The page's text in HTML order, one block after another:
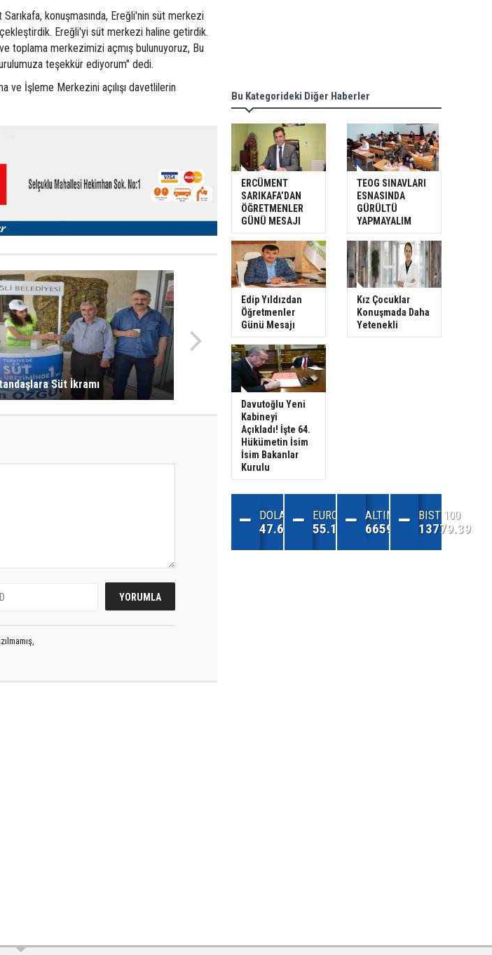
konuşmasında, Ereğli'nin süt merkezi
Ereğli'yi süt merkezi haline getirdik.
toplama merkezimizi açmış bulunuyoruz, Bu
teşekkür ediyorum" dedi.
ve İşleme Merkezini açılışı davetlilerin
Süt İkramı
Bu Kategorideki Diğer Haberler
ERCÜMENT
SARIKAFA’DAN
ÖĞRETMENLER
GÜNÜ MESAJI
TEOG SINAVLARI
ESNASINDA
GÜRÜLTÜ
YAPMAYALIM
Edip Yıldızdan
Öğretmenler
Günü Mesajı
Kız Çocuklar
Konuşmada Daha
Yetenekli
Davutoğlu Yeni
Kabineyi
Açıkladı! İşte 64.
Hükümetin İsim
İsim Bakanlar
Kurulu
DOLAR
47.68
EURO
55.13
ALTIN
6659.71
BIST 100
13779.39